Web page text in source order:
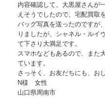
内容確認して、大黒屋さんが
えそうでしたので、宅配買取
バッグ写真を送ったのですが
りましたが、シャネル・ルイ
て下さり大満足です。
スマホなどもあるので、また
ています。
さっそく、お友だちにも、お
N様 女性
山口県周南市